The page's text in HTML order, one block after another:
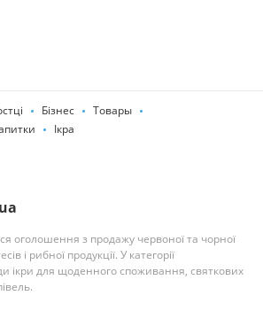
Бізнес
Товары
Ікра
оголошення з продажу червоної та чорної
і рибної продукції. У категорії
ікри для щоденного споживання, святкових